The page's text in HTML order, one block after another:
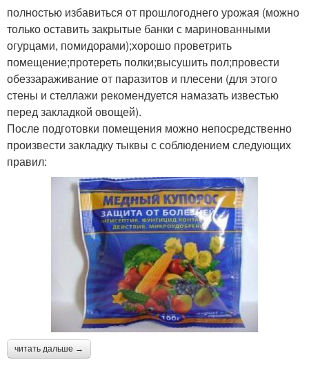
полностью избавиться от прошлогоднего урожая (можно
только оставить закрытые банки с маринованными
огурцами, помидорами);хорошо проветрить
помещение;протереть полки;высушить пол;провести
обеззараживание от паразитов и плесени (для этого
стены и стеллажи рекомендуется намазать известью
перед закладкой овощей).
После подготовки помещения можно непосредственно
произвести закладку тыквы с соблюдением следующих
правил:
читать дальше →